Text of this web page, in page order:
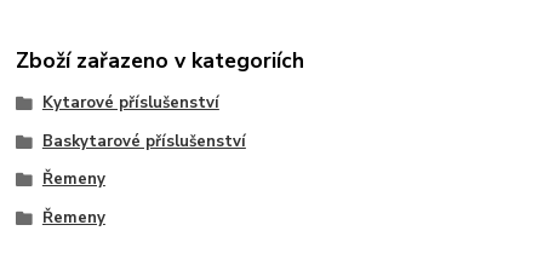
Zboží zařazeno v kategoriích
Kytarové příslušenství
Baskytarové příslušenství
Řemeny
Řemeny